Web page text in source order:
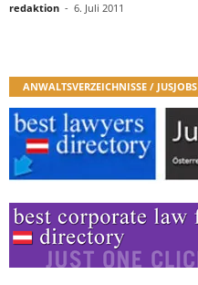
redaktion - 6. Juli 2011
ANWALTSVERZEICHNISSE / JUSJOBS